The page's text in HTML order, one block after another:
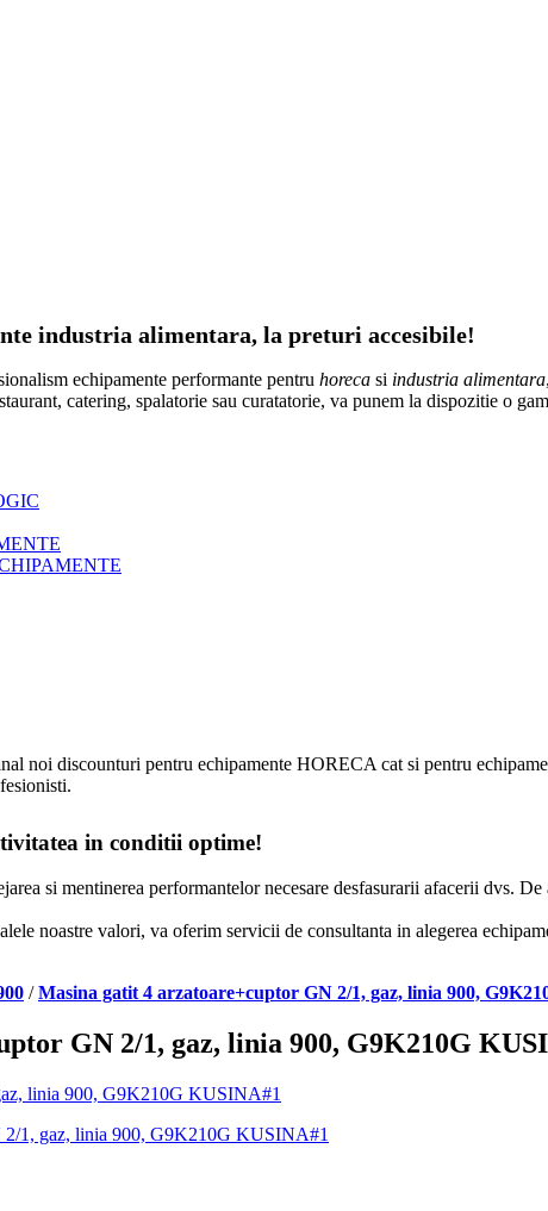
industria alimentara, la preturi accesibile!
echipamente performante pentru horeca si industria alimentara
catering, spalatorie sau curatatorie, va punem la dispozitie o
noi discounturi pentru echipamente HORECA cat si pentru
in conditii optime!
si mentinerea performantelor necesare desfasurarii afacerii dvs.
noastre valori, va oferim servicii de consultanta in alegerea
/Masina gatit 4 arzatoare+cuptor GN 2/1, gaz, linia 900,
GN 2/1, gaz, linia 900, G9K210G